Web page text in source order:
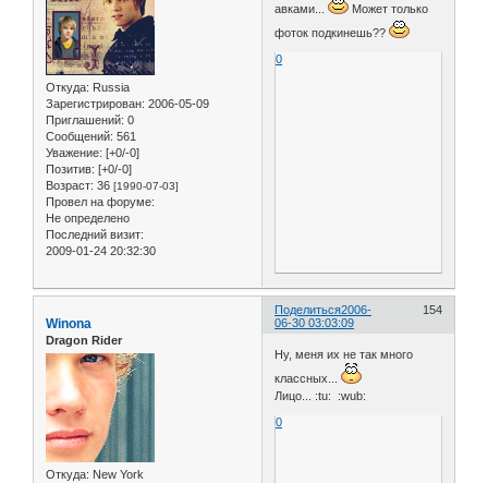
Откуда: Russia
Зарегистрирован: 2006-05-09
Приглашений: 0
Сообщений: 561
Уважение: [+0/-0]
Позитив: [+0/-0]
Возраст: 36 [1990-07-03]
Провел на форуме:
Не определено
Последний визит:
2009-01-24 20:32:30
авками...
Может только
фоток подкинешь??
0
Поделиться 154
2006-
06-30 03:03:09
Winona
Dragon Rider
Откуда: New York
Ну, меня их не так много
классных...
Лицо... :tu: :wub:
0